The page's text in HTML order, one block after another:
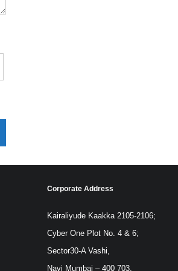
Corporate Address
Kairaliyude Kaakka 2105-2106;
Cyber One Plot No. 4 & 6;
Sector30-A Vashi,
Navi Mumbai – 400 703.